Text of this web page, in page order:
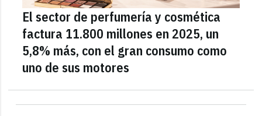
El sector de perfumería y cosmética
factura 11.800 millones en 2025, un
5,8% más, con el gran consumo como
uno de sus motores